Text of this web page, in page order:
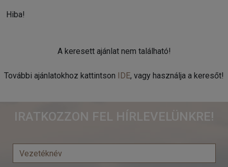
Hiba!
A keresett ajánlat nem található!
További ajánlatokhoz kattintson IDE, vagy használja a keresőt!
IRATKOZZON FEL HÍRLEVELÜNKRE!